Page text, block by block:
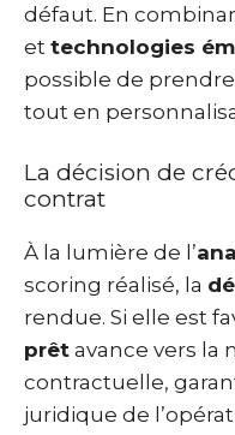
défaut. En
et technologies
possible de
tout en
La décision de
contrat
À la lumière de l’
scoring réalisé, la
rendue. Si elle est
prêt avance vers la
contractuelle,
juridique de